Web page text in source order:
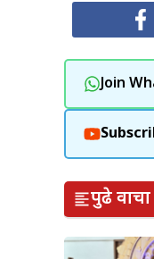
Join
पुढे वाचा